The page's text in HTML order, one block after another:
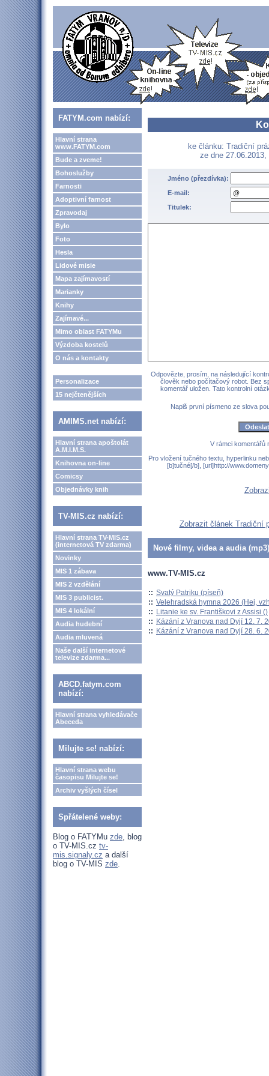
FATYM.com nabízí:
Hlavní strana
www.FATYM.com
Bude a zveme!
Bohoslužby
Farnosti
Adoptivní farnost
Zpravodaj
Bylo
Foto
Hesla
Lidové misie
Mapa zajímavostí
Marianky
Knihy
Zajímavé...
Mimo oblast FATYMu
Výzdoba kostelů
O nás a kontakty
Personalizace
15 nejčtenějších
AMIMS.net nabízí:
Hlavní strana apoštolát
A.M.I.M.S.
Knihovna on-line
Comicsy
Objednávky knih
TV-MIS.cz nabízí:
Hlavní strana TV-MIS.cz
(internetová TV zdarma)
Novinky
MIS 1 zábava
MIS 2 vzdělání
MIS 3 publicist.
MIS 4 lokální
Audia hudební
Audia mluvená
Naše další internetové
televize zdarma...
ABCD.fatym.com
nabízí:
Hlavní strana vyhledávače
Abeceda
Milujte se! nabízí:
Hlavní strana webu
časopisu Milujte se!
Archiv vyšlých čísel
Spřátelené weby:
Blog o FATYMu zde, blog
o TV-MIS.cz tv-
mis.signaly.cz a další
blog o TV-MIS zde.
ke článku: Tradiční
ze dne
Jméno (přezdívka):
E-mail:
Titulek:
Odpovězte, prosím, na následující
člověk nebo počítačový robot. Bez
komentář uložen. Tato kontrolní
Napiš první písmeno ze slova
V rámci komentářů
Pro vložení tučného textu, hyperlinku
[b]tučné[/b], [url]http://
Zobrazit článek Tradiční
Nové filmy, videa a audia
www.TV-MIS.cz
:: Svatý Patriku (píseň)
:: Velehradská hymna 2026 (Hej,
:: Litanie ke sv. Františkovi z Assisi ()
:: Kázání z Vranova nad Dyjí 12. 7.
:: Kázání z Vranova nad Dyjí 28. 6.